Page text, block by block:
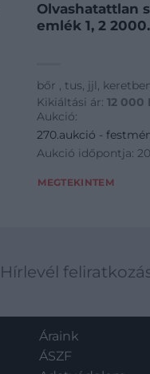
Olvashatattlan
emlék 1, 2 2000.
bőr , tus, jjl,
Kikiáltási ár:12 000
Aukció:
270.aukció -
Aukció időpontja:
MEGTEKINTEM
Hírlevél
Áraink
ÁSZF